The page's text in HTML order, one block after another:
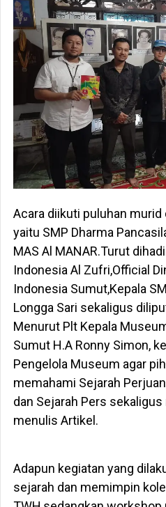
Acara diikuti puluhan murid
yaitu SMP Dharma
MAS Al MANAR.Turut
Indonesia Al Zufri,Official
Indonesia Sumut,Kepala
Longga Sari sekaligus
Menurut Plt Kepala
Sumut H.A Ronny Simon,
Pengelola Museum agar
memahami Sejarah
dan Sejarah Pers
menulis Artikel.
Adapun kegiatan yang
sejarah dan memimpin